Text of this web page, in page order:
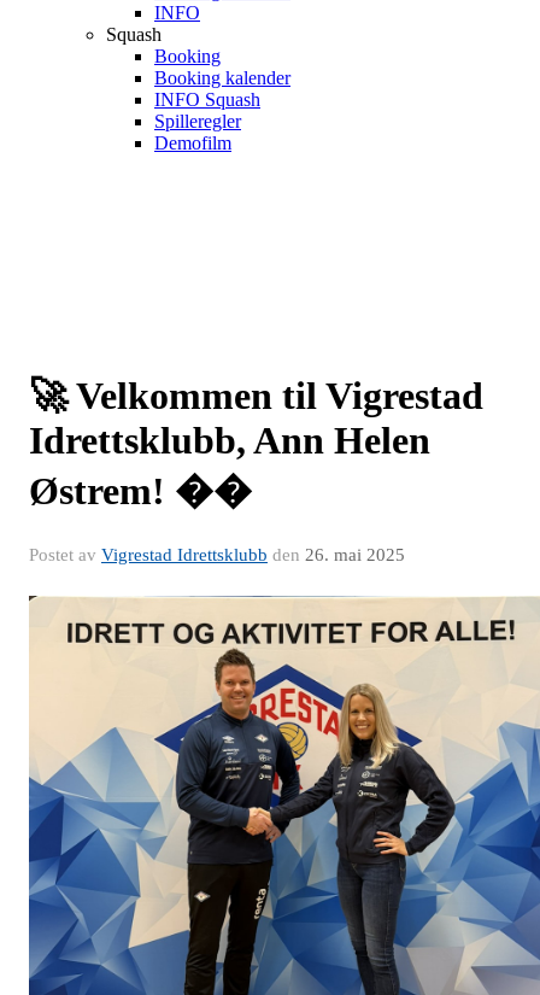
INFO
Squash
Booking
Booking kalender
INFO Squash
Spilleregler
Demofilm
🚀 Velkommen til Vigrestad
Idrettsklubb, Ann Helen
Østrem! ��
Postet av Vigrestad Idrettsklubb den 26. mai 2025